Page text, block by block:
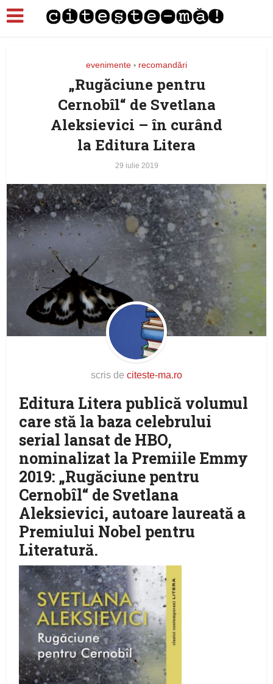
evenimente • recomandări
„Rugăciune pentru
Cernobîl“ de Svetlana
Aleksievici – în curând
la Editura Litera
29 iulie 2019
scris de citeste-ma.ro
Editura Litera publică volumul
care stă la baza celebrului
serial lansat de HBO,
nominalizat la Premiile Emmy
2019: „Rugăciune pentru
Cernobîl“ de Svetlana
Aleksievici, autoare laureată a
Premiului Nobel pentru
Literatură.